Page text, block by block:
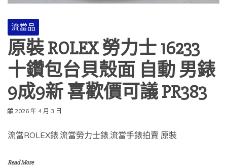
流當品
原裝 ROLEX 勞力士 16233
十鑽包台貝殼面 自動 男錶
9成9新 喜歡價可議 PR383
2026 年 4 月 3 日
流當ROLEX錶,流當勞力士錶,流當手錶拍賣 原裝
Read More